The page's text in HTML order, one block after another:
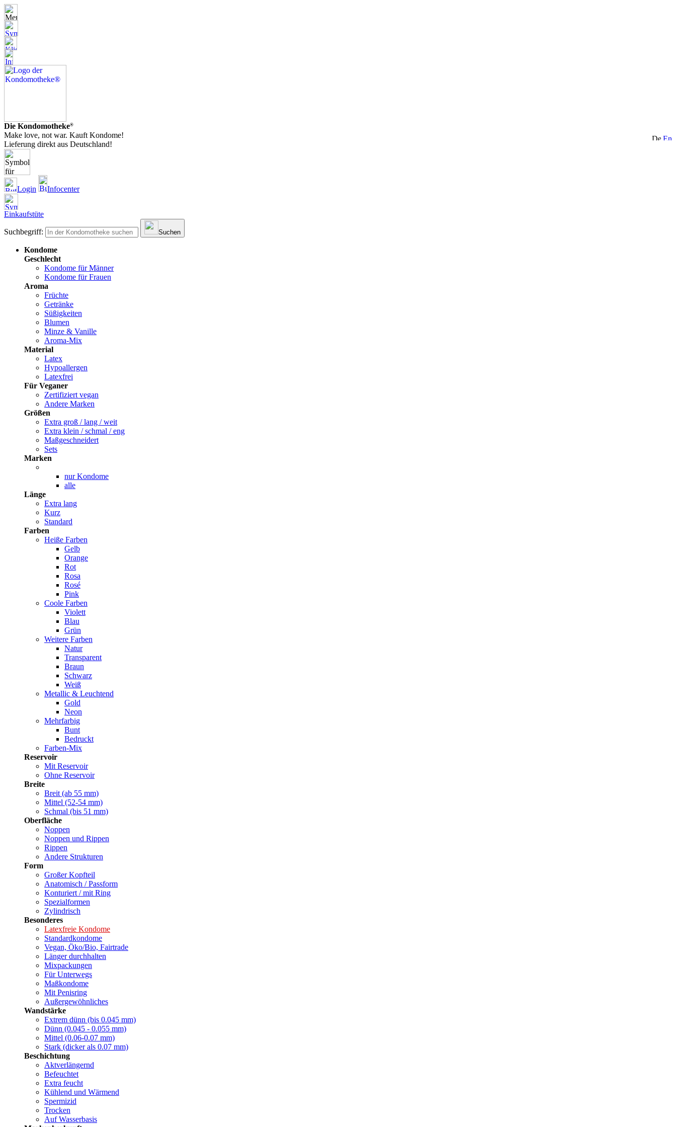
Die Kondomotheke®
Make love, not war. Kauft Kondome!
Lieferung direkt aus Deutschland!
Login Infocenter
Einkaufstüte
Suchbegriff: Suchen
Kondome
Geschlecht
Kondome für Männer
Kondome für Frauen
Aroma
Früchte
Getränke
Süßigkeiten
Blumen
Minze & Vanille
Aroma-Mix
Material
Latex
Hypoallergen
Latexfrei
Für Veganer
Zertifiziert vegan
Andere Marken
Größen
Extra groß / lang / weit
Extra klein / schmal / eng
Maßgeschneidert
Sets
Marken
nur Kondome
alle
Länge
Extra lang
Kurz
Standard
Farben
Heiße Farben
Gelb
Orange
Rot
Rosa
Rosé
Pink
Coole Farben
Violett
Blau
Grün
Weitere Farben
Natur
Transparent
Braun
Schwarz
Weiß
Metallic & Leuchtend
Gold
Neon
Mehrfarbig
Bunt
Bedruckt
Farben-Mix
Reservoir
Mit Reservoir
Ohne Reservoir
Breite
Breit (ab 55 mm)
Mittel (52-54 mm)
Schmal (bis 51 mm)
Oberfläche
Noppen
Noppen und Rippen
Rippen
Andere Strukturen
Form
Großer Kopfteil
Anatomisch / Passform
Konturiert / mit Ring
Spezialformen
Zylindrisch
Besonderes
Latexfreie Kondome
Standardkondome
Vegan, Öko/Bio, Fairtrade
Länger durchhalten
Mixpackungen
Für Unterwegs
Maßkondome
Mit Penisring
Außergewöhnliches
Wandstärke
Extrem dünn (bis 0.045 mm)
Dünn (0.045 - 0.055 mm)
Mittel (0.06-0.07 mm)
Stark (dicker als 0.07 mm)
Beschichtung
Aktverlängernd
Befeuchtet
Extra feucht
Kühlend und Wärmend
Spermizid
Trocken
Auf Wasserbasis